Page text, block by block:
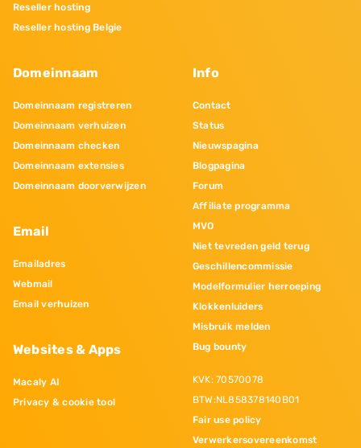
Reseller hosting
Reseller hosting Belgie
Domeinnaam
Domeinnaam registreren
Domeinnaam verhuizen
Domeinnaam checken
Domeinnaam extensies
Domeinnaam doorverwijzen
Email
Emailadres
Webmail
Email verhuizen
Websites & Apps
Macaly AI
Privacy & cookie tool
Info
Contact
Status
Nieuwspagina
Blogpagina
Forum
Affiliate programma
MVO
Niet tevreden geld terug
Geschillencommissie
Modelformulier herroeping
Klokkenluiders
Misbruik melden
Bug bounty
KVK: 70570078
BTW:NL858378140B01
Fair use policy
Verwerkersovereenkomst